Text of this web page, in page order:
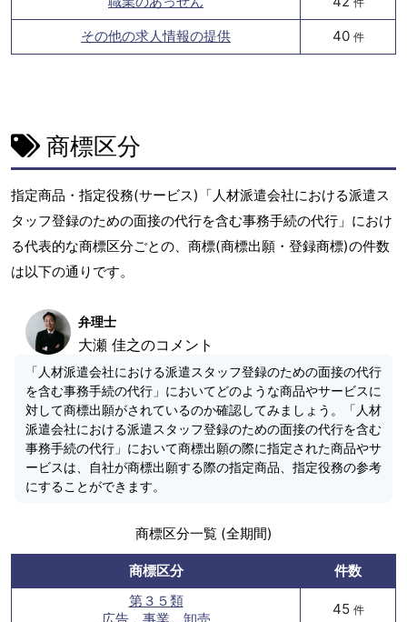
その他の求人情報の提供 40 件
商標区分
指定商品・指定役務(サービス)「人材派遣会社における派遣ス
タッフ登録のための面接の代行を含む事務手続の代行」におけ
る代表的な商標区分ごとの、商標(商標出願・登録商標)の件数
は以下の通りです。
弁理士
大瀬 佳之のコメント
「人材派遣会社における派遣スタッフ登録のための面接の代行
を含む事務手続の代行」においてどのような商品やサービスに
対して商標出願がされているのか確認してみましょう。「人材
派遣会社における派遣スタッフ登録のための面接の代行を含む
事務手続の代行」において商標出願の際に指定された商品やサ
ービスは、自社が商標出願する際の指定商品、指定役務の参考
にすることができます。
商標区分一覧 (全期間)
商標区分
件数
第３５類
45 件